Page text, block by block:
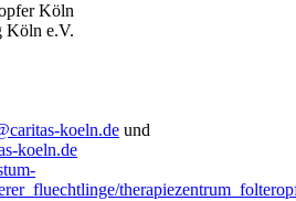
Köln
Köln e.V.
koeln.de und
koeln.de